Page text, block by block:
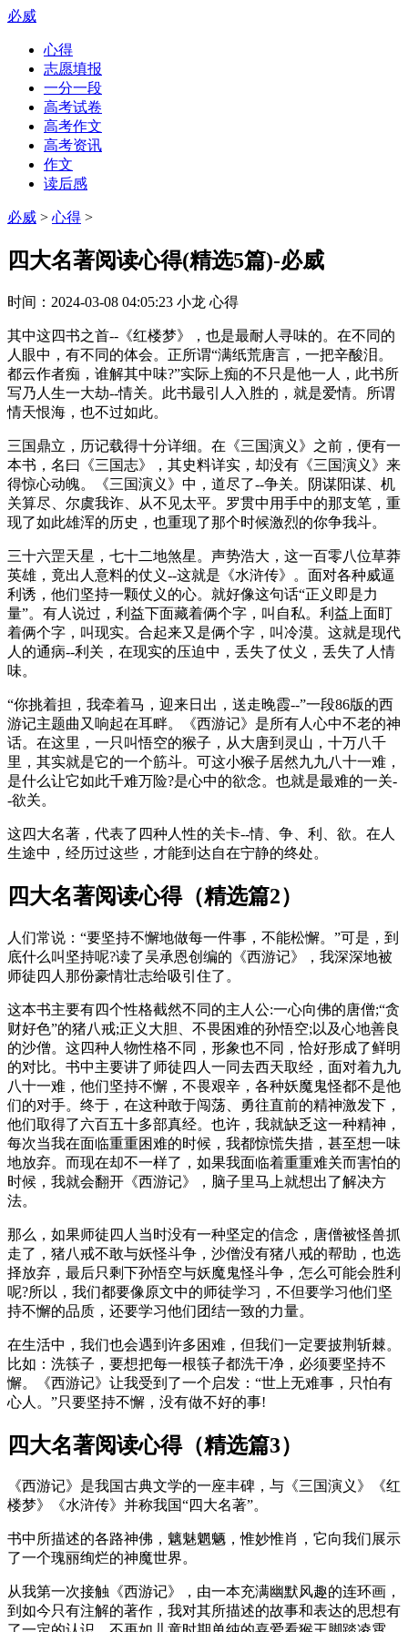
必威
心得
志愿填报
一分一段
高考试卷
高考作文
高考资讯
作文
读后感
必威 > 心得 >
四大名著阅读心得(精选5篇)-必威
时间： 2024-03-08 04:05:23 小龙 心得
其中这四书之首--《红楼梦》，也是最耐人寻味的。在不同的
人眼中，有不同的体会。正所谓“满纸荒唐言，一把辛酸泪。
都云作者痴，谁解其中味?”实际上痴的不只是他一人，此书所
写乃人生一大劫--情关。此书最引人入胜的，就是爱情。所谓
情天恨海，也不过如此。
三国鼎立，历记载得十分详细。在《三国演义》之前，便有一
本书，名曰《三国志》，其史料详实，却没有《三国演义》来
得惊心动魄。《三国演义》中，道尽了--争关。阴谋阳谋、机
关算尽、尔虞我诈、从不见太平。罗贯中用手中的那支笔，重
现了如此雄浑的历史，也重现了那个时候激烈的你争我斗。
三十六罡天星，七十二地煞星。声势浩大，这一百零八位草莽
英雄，竟出人意料的仗义--这就是《水浒传》。面对各种威逼
利诱，他们坚持一颗仗义的心。就好像这句话“正义即是力
量”。有人说过，利益下面藏着俩个字，叫自私。利益上面盯
着俩个字，叫现实。合起来又是俩个字，叫冷漠。这就是现代
人的通病--利关，在现实的压迫中，丢失了仗义，丢失了人情
味。
“你挑着担，我牵着马，迎来日出，送走晚霞--”一段86版的西
游记主题曲又响起在耳畔。《西游记》是所有人心中不老的神
话。在这里，一只叫悟空的猴子，从大唐到灵山，十万八千
里，其实就是它的一个筋斗。可这小猴子居然九九八十一难，
是什么让它如此千难万险?是心中的欲念。也就是最难的一关-
-欲关。
这四大名著，代表了四种人性的关卡--情、争、利、欲。在人
生途中，经历过这些，才能到达自在宁静的终处。
四大名著阅读心得（精选篇2）
人们常说：“要坚持不懈地做每一件事，不能松懈。”可是，到
底什么叫坚持呢?读了吴承恩创编的《西游记》，我深深地被
师徒四人那份豪情壮志给吸引住了。
这本书主要有四个性格截然不同的主人公:一心向佛的唐僧;“贪
财好色”的猪八戒;正义大胆、不畏困难的孙悟空;以及心地善良
的沙僧。这四种人物性格不同，形象也不同，恰好形成了鲜明
的对比。书中主要讲了师徒四人一同去西天取经，面对着九九
八十一难，他们坚持不懈，不畏艰辛，各种妖魔鬼怪都不是他
们的对手。终于，在这种敢于闯荡、勇往直前的精神激发下，
他们取得了六百五十多部真经。也许，我就缺乏这一种精神，
每次当我在面临重重困难的时候，我都惊慌失措，甚至想一味
地放弃。而现在却不一样了，如果我面临着重重难关而害怕的
时候，我就会翻开《西游记》，脑子里马上就想出了解决方
法。
那么，如果师徒四人当时没有一种坚定的信念，唐僧被怪兽抓
走了，猪八戒不敢与妖怪斗争，沙僧没有猪八戒的帮助，也选
择放弃，最后只剩下孙悟空与妖魔鬼怪斗争，怎么可能会胜利
呢?所以，我们都要像原文中的师徒学习，不但要学习他们坚
持不懈的品质，还要学习他们团结一致的力量。
在生活中，我们也会遇到许多困难，但我们一定要披荆斩棘。
比如：洗筷子，要想把每一根筷子都洗干净，必须要坚持不
懈。《西游记》让我受到了一个启发：“世上无难事，只怕有
心人。”只要坚持不懈，没有做不好的事!
四大名著阅读心得（精选篇3）
《西游记》是我国古典文学的一座丰碑，与《三国演义》《红
楼梦》《水浒传》并称我国“四大名著”。
书中所描述的各路神佛，魑魅魍魉，惟妙惟肖，它向我们展示
了一个瑰丽绚烂的神魔世界。
从我第一次接触《西游记》，由一本充满幽默风趣的连环画，
到如今只有注解的著作，我对其所描述的故事和表达的思想有